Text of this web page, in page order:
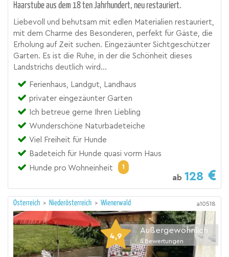
Haarstube aus dem 18 ten Jahrhundert, neu restauriert.
Liebevoll und behutsam mit edlen Materialien restauriert,
mit dem Charme des Besonderen, perfekt für Gäste, die
Erholung auf Zeit suchen. Eingezäunter Sichtgeschützer
Garten. Es ist die Ruhe, in der die Schönheit dieses
Landstrichs deutlich wird...
Ferienhaus, Landgut, Landhaus
privater eingezäunter Garten
Ich betreue gerne Ihren Liebling
Wunderschöne Naturbadeteiche
Viel Freiheit für Hunde
Badeteich für Hunde quasi vorm Haus
Hunde pro Wohneinheit
1
ab 128
Österreich > Niederösterreich > Wienerwald a10518
4,9
Außergewöhnlich
4 Bewertungen